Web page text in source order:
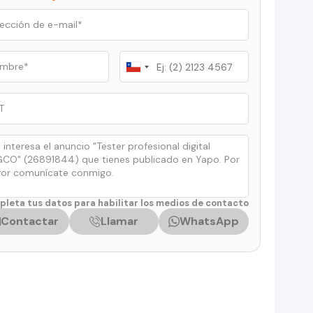
Chile
+56
tus datos para habilitar los medios de contacto
Contactar Llamar WhatsApp